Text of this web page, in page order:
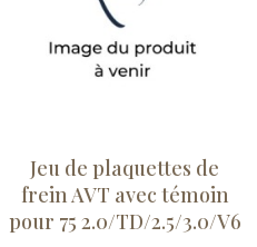
Jeu de plaquettes de
frein AVT avec témoin
pour 75 2.0/TD/2.5/3.0/V6